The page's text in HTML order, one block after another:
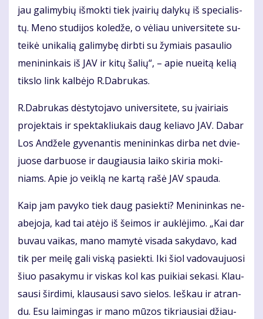
jau ga­li­my­bių iš­mok­ti tiek įvai­rių da­ly­kų iš spe­cia­lis­
tų. Me­no stu­di­jos ko­le­dže, o vė­liau uni­ver­si­te­te su­
tei­kė uni­ka­lią ga­li­my­bę dirb­ti su žy­miais pa­sau­lio
me­ni­nin­kais iš JAV ir ki­tų ša­lių“, – apie nu­ei­tą ke­lią
tiks­lo link kal­bė­jo R.Dab­ru­kas.
R.Dab­ru­kas dės­ty­to­ja­vo uni­ver­si­te­te, su įvai­riais
pro­jek­tais ir spek­tak­liu­kais daug ke­lia­vo JAV. Da­bar
Los An­dže­le gy­ve­nan­tis me­ni­nin­kas dir­ba net dvie­
juo­se dar­buo­se ir dau­giau­sia lai­ko ski­ria mo­ki­
niams. Apie jo veik­lą ne kar­tą ra­šė JAV spau­da.
Kaip jam pa­vy­ko tiek daug pa­siek­ti? Me­ni­nin­kas ne­
abe­jo­ja, kad tai at­ėjo iš šei­mos ir auk­lė­ji­mo. „Kai dar
bu­vau vai­kas, ma­no ma­my­tė vi­sa­da sa­ky­da­vo, kad
tik per mei­lę ga­li vis­ką pa­siek­ti. Iki šiol va­do­vau­juo­si
šiuo pa­sa­ky­mu ir vis­kas kol kas pui­kiai se­ka­si. Klau­
sau­si šir­di­mi, klau­sau­si sa­vo sie­los. Ieš­kau ir at­ran­
du. Esu lai­min­gas ir ma­no mū­zos tik­riau­siai džiau­